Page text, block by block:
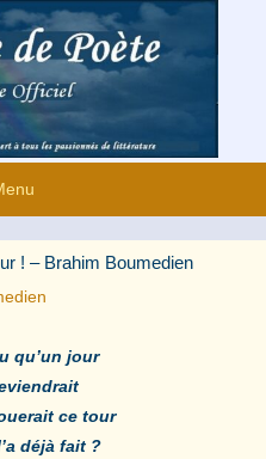
! – Brahim Boumedien
qu’un jour
ce tour
déjà fait ?